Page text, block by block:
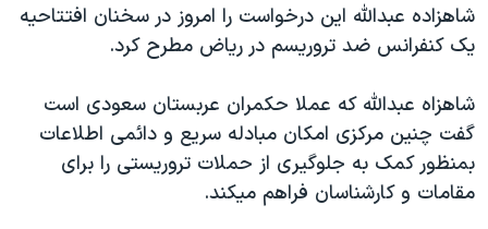
جستجوویژه برنامه‌ها
فرهنگ و زندگی
حقوق شهروندی
اقتصادی
۲۵۰سالگی آمریکا
مستندها
انتخابات ریاست جمهوری آمریکا ۲۰۲۴
حمله جمهوری اسلامی به اسرائیل
یادگیری زبان انگلیسی
دنبال کنید
شاهزاده عبدالله اين درخواست را امروز در سخنان افتتاحيه
يک کنفرانس ضد تروريسم در رياض مطرح کرد.
شاهزاه عبدالله که عملا حکمران عربستان سعودی است
گفت چنين مرکزی امکان مبادله سريع و دائمی اطلاعات
بمنظور کمک به جلوگيری از حملات تروريستی را برای
مقامات و کارشناسان فراهم ميکند.